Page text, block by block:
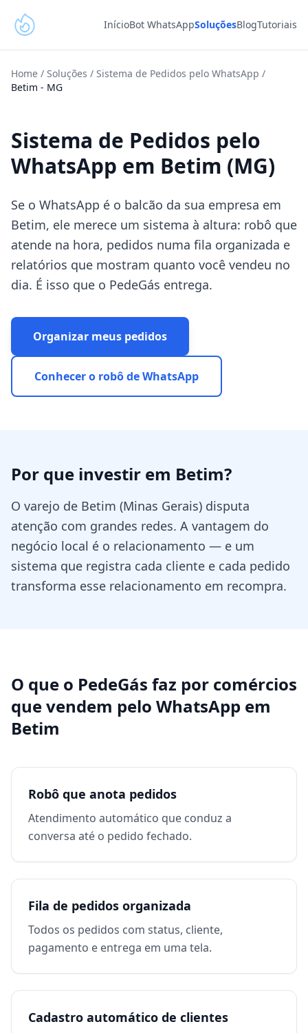
InícioBot WhatsAppSoluçõesBlogTutoriais
Home / Soluções / Sistema de Pedidos pelo WhatsApp /
Betim - MG
Sistema de Pedidos pelo
WhatsApp em Betim (MG)
Se o WhatsApp é o balcão da sua empresa em
Betim, ele merece um sistema à altura: robô que
atende na hora, pedidos numa fila organizada e
relatórios que mostram quanto você vendeu no
dia. É isso que o PedeGás entrega.
Organizar meus pedidos
Conhecer o robô de WhatsApp
Por que investir em Betim?
O varejo de Betim (Minas Gerais) disputa
atenção com grandes redes. A vantagem do
negócio local é o relacionamento — e um
sistema que registra cada cliente e cada pedido
transforma esse relacionamento em recompra.
O que o PedeGás faz por comércios
que vendem pelo WhatsApp em
Betim
Robô que anota pedidos
Atendimento automático que conduz a
conversa até o pedido fechado.
Fila de pedidos organizada
Todos os pedidos com status, cliente,
pagamento e entrega em uma tela.
Cadastro automático de clientes